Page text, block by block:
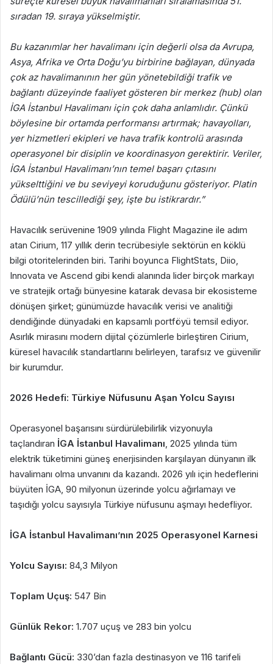
sıradan 19. sıraya yükselmiştir.
Bu kazanımlar her havalimanı için değerli olsa da Avrupa,
Asya, Afrika ve Orta Doğu’yu birbirine bağlayan, dünyada
çok az havalimanının her gün yönetebildiği trafik ve
bağlantı düzeyinde faaliyet gösteren bir merkez (hub) olan
İGA İstanbul Havalimanı için çok daha anlamlıdır. Çünkü
böylesine bir ortamda performansı artırmak; havayolları,
yer hizmetleri ekipleri ve hava trafik kontrolü arasında
operasyonel bir disiplin ve koordinasyon gerektirir. Veriler,
İGA İstanbul Havalimanı’nın temel başarı çıtasını
yükselttiğini ve bu seviyeyi koruduğunu gösteriyor. Platin
Ödülü’nün tescillediği şey, işte bu istikrardır.”
Havacılık serüvenine 1909 yılında Flight Magazine ile adım
atan Cirium, 117 yıllık derin tecrübesiyle sektörün en köklü
bilgi otoritelerinden biri. Tarihi boyunca FlightStats, Diio,
Innovata ve Ascend gibi kendi alanında lider birçok markayı
ve stratejik ortağı bünyesine katarak devasa bir ekosisteme
dönüşen şirket; günümüzde havacılık verisi ve analitiği
dendiğinde dünyadaki en kapsamlı portföyü temsil ediyor.
Asırlık mirasını modern dijital çözümlerle birleştiren Cirium,
küresel havacılık standartlarını belirleyen, tarafsız ve güvenilir
bir kurumdur.
2026 Hedefi: Türkiye Nüfusunu Aşan Yolcu Sayısı
Operasyonel başarısını sürdürülebilirlik vizyonuyla
taçlandıran İGA İstanbul Havalimanı, 2025 yılında tüm
elektrik tüketimini güneş enerjisinden karşılayan dünyanın ilk
havalimanı olma unvanını da kazandı. 2026 yılı için hedeflerini
büyüten İGA, 90 milyonun üzerinde yolcu ağırlamayı ve
taşıdığı yolcu sayısıyla Türkiye nüfusunu aşmayı hedefliyor.
İGA İstanbul Havalimanı’nın 2025 Operasyonel Karnesi
Yolcu Sayısı: 84,3 Milyon
Toplam Uçuş: 547 Bin
Günlük Rekor: 1.707 uçuş ve 283 bin yolcu
Bağlantı Gücü: 330’dan fazla destinasyon ve 116 tarifeli